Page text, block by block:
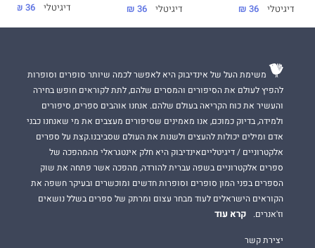
דיגיטלי 36 ₪
דיגיטלי 36 ₪
דיגיטלי 36 ₪
משימת העל של אינדיבוק היא לאפשר לכמה שיותר סופרים וסופרות
להפיץ לעולם את הסיפורים והמסרים שלהם, לתת לקוראים חופש בחירה
והעשיר את כוח הקריאה בעולם שלהם. אנחנו אוהבים ספרים, סיפורים
ולמידה, בדיוק כמוכם, אנו מאמינים שסיפורים מעצבים את מי שאנחנו כבני
אדם ומילים יכולות להעצים ולשנות את העולם שסביבנו.קצת על ספרים
אלקטרוניים / דיגיטלייםאינדיבוק היא חלק אינטגראלי מהמהפכה של
ספרים אלקטרוניים בשפה עברית להורדה, מהפכה אשר פתחה את שוק
הספרים בפני המון סופרים וסופרות חדשים ומוכשרים ובעיקר חשפה את
הקוראים הישראלים לעוד מבחר עצום ומרתק של ספרים בשלל נושאים
וז'אנרים.
קרא עוד
יצירת קשר